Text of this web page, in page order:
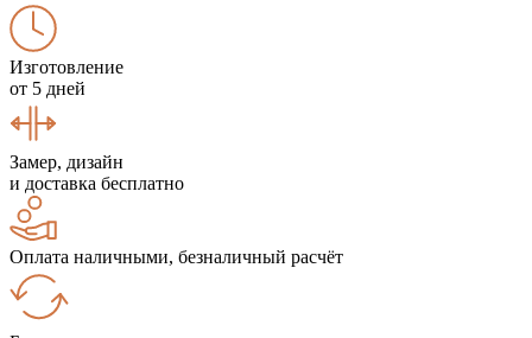
Изготовление
от 5 дней
Замер, дизайн
и доставка бесплатно
Оплата наличными, безналичный расчёт